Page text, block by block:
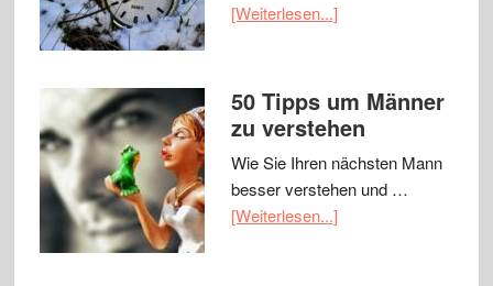
[Weiterlesen...]
50 Tipps um Männer
zu verstehen
Wie Sie Ihren nächsten Mann
besser verstehen und …
[Weiterlesen...]